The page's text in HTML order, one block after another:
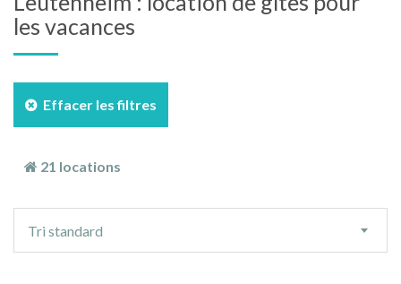
les vacances
Effacer les filtres
21 locations
tri
Tri standard